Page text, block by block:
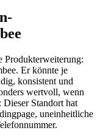
Produkterweiterung:
Er könnte je
konsistent und
wertvoll, wenn
Standort hat
uneinheitliche